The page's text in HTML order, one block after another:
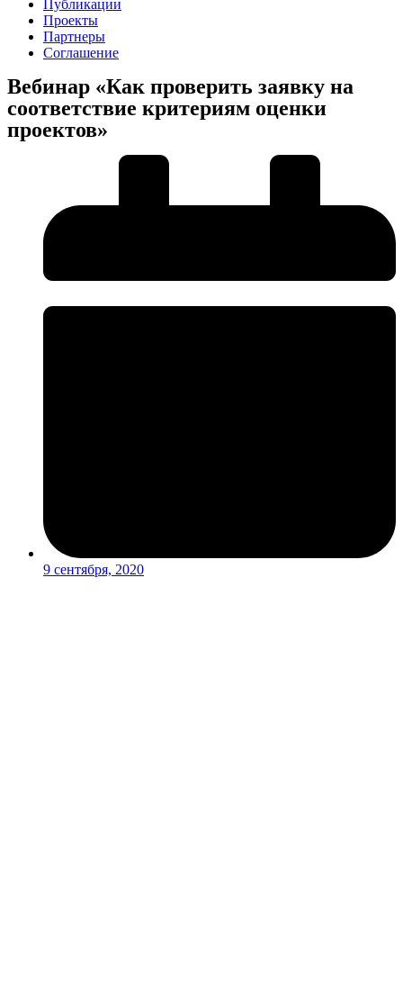
Публикации
Проекты
Партнеры
Соглашение
Вебинар «Как проверить заявку на
соответствие критериям оценки
проектов»
9 сентября, 2020